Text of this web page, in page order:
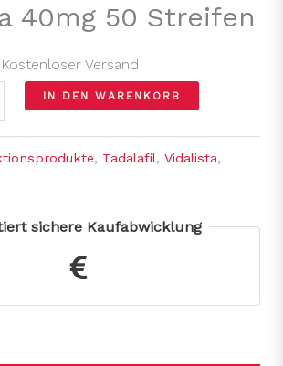
40mg 50 Streifen
Versand
IN DEN WARENKORB
, Tadalafil, Vidalista,
sichere Kaufabwicklung